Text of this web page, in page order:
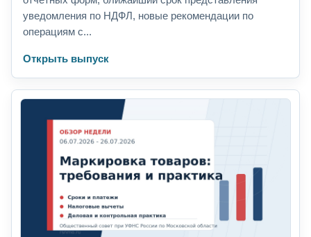
уведомления по НДФЛ, новые рекомендации по
операциям с...
Открыть выпуск